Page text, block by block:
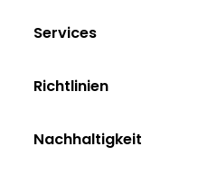
Services
Richtlinien
Nachhaltigkeit